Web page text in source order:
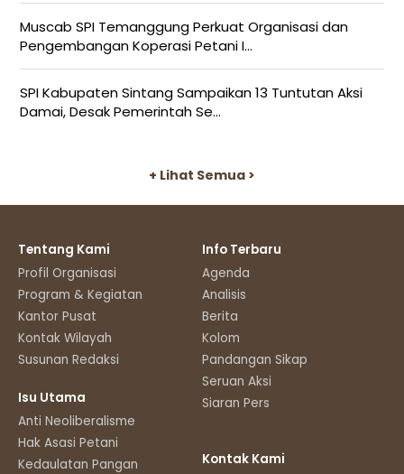
Muscab SPI Temanggung Perkuat Organisasi dan
Pengembangan Koperasi Petani I...
SPI Kabupaten Sintang Sampaikan 13 Tuntutan Aksi
Damai, Desak Pemerintah Se...
+ Lihat Semua >
Tentang Kami
Profil Organisasi
Program & Kegiatan
Kantor Pusat
Kontak Wilayah
Susunan Redaksi
Isu Utama
Anti Neoliberalisme
Hak Asasi Petani
Kedaulatan Pangan
Info Terbaru
Agenda
Analisis
Berita
Kolom
Pandangan Sikap
Seruan Aksi
Siaran Pers
Kontak Kami